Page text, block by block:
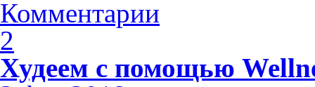
Комментарии
2
Худеем с помощью